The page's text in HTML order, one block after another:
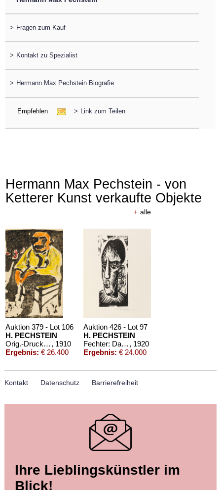
> Fragen zum Kauf
> Kontakt zu Spezialist
> Hermann Max Pechstein Biografie
Empfehlen > Link zum Teilen
Hermann Max Pechstein - von
Ketterer Kunst verkaufte Objekte
+ alle
Auktion 379 - Lot 106
H. PECHSTEIN
Orig.-Druck mit Unterschriften von Kirchner, Heckel und Pechstein. 1910 , 1910
Ergebnis: € 26.400
Auktion 426 - Lot 97
H. PECHSTEIN
Fechter: Das graphische Werke Max Pechsteins. , 1920
Ergebnis: € 24.000
Auktion 456 - Lot 73
H. PECHSTEIN
Das graphische Werk Max Pechsteins
Ergebnis:€ 22.140
Auktion 542 - Lot 277
H. PECHSTEIN
Kontakt Datenschutz Barrierefreiheit
Ihre Lieblingskünstler im
Blick!